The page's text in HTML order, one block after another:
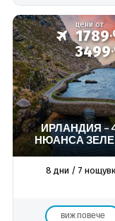
цени от
1789
3499
ИРЛАНДИЯ –
НЮАНСА
8 дни / 7
виж повече